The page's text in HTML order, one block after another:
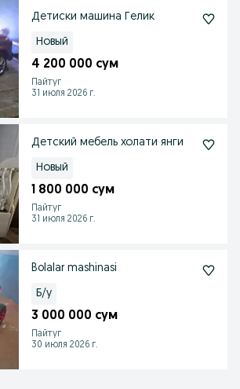
Детиски машина Гелик
Новый
4 200 000 сум
Пайтуг
31 июля 2026 г.
Детский мебель холати янги
Новый
1 800 000 сум
Пайтуг
31 июля 2026 г.
Bolalar mashinasi
Б/у
3 000 000 сум
Пайтуг
30 июля 2026 г.